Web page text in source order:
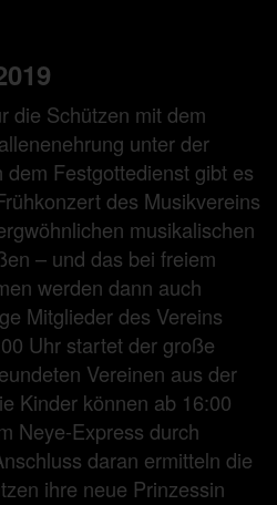
die Schützen mit dem
unter der
Festgottedienst gibt es
des Musikvereins
musikalischen
– und das bei freiem
werden dann auch
Mitglieder des Vereins
Uhr startet der große
Vereinen aus der
Kinder können ab 16:00
Neye-Express durch
daran ermitteln die
ihre neue Prinzessin